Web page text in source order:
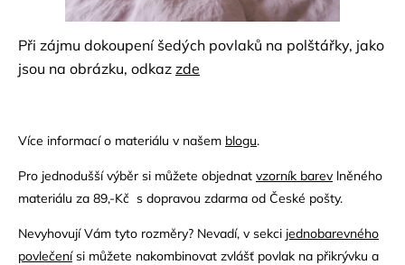
Při zájmu dokoupení šedých povlaků na polštářky, jako
jsou na obrázku, odkaz zde
Více informací o materiálu v našem blogu.
Pro jednodušší výběr si můžete objednat vzorník barev lněného
materiálu za 89,-Kč s dopravou zdarma od České pošty.
Nevyhovují Vám tyto rozměry? Nevadí, v sekci jednobarevného
povlečenísi můžete nakombinovat zvlášť povlak na přikrývku a